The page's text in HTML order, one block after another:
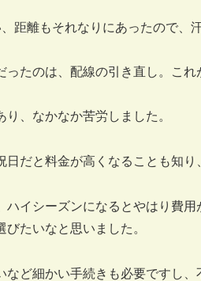
距離もそれなりにあったので、
ったのは、配線の引き直し。こ
、なかなか苦労しました。
日だと料金が高くなることも知
ハイシーズンになるとやはり費
たいなと思いました。
など細かい手続きも必要ですし